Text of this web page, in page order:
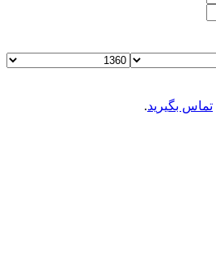
تماس بگیرید.